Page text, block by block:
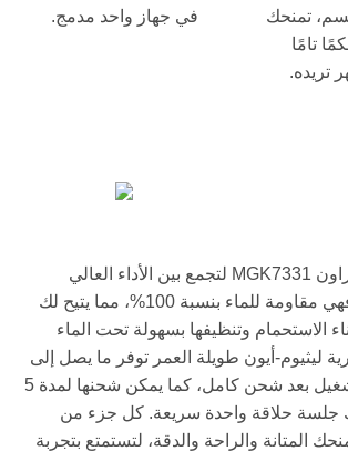
تمنحك
تامًا
تريده.
في جهاز واحد مدمج.
تم تصميم ماكينة براون MGK7331 لتجمع بين الأداء العالي
والراحة القصوى، فهي مقاومة للماء بنسبة 100%، مما يتيح لك
الاستحمام وتنظيفها بسهولة تحت الماء
ليثيوم-أيون طويلة العمر توفر ما يصل إلى
100 دقيقة من التشغيل بعد شحن كامل، كما يمكن شحنها لمدة 5
جلسة حلاقة واحدة سريعة. كل جزء من
المتانة والراحة والدقة، لتستمتع بتجربة